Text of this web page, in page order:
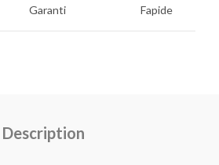
Garanti
Fapide
Description